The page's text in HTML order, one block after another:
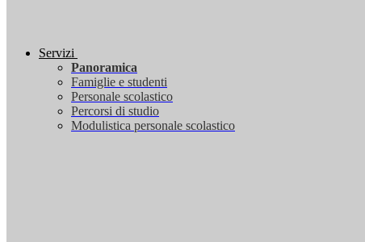
Servizi
Panoramica
Famiglie e studenti
Personale scolastico
Percorsi di studio
Modulistica personale scolastico